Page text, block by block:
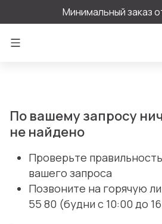
Минимальный заказ
По вашему запросу
не найдено
Проверьте
вашего запроса
Позвоните на горячую
55 80 (будни с 10:00 до